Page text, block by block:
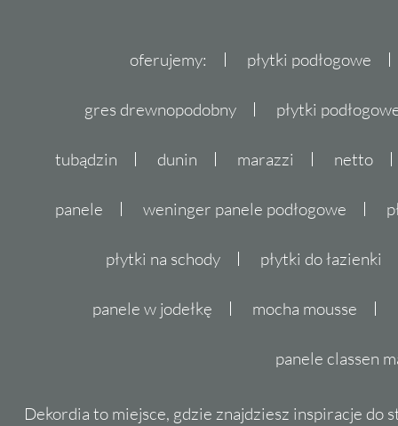
oferujemy: płytki podłogowe
gres drewnopodobny płytki
tubądzin dunin marazzi netto
panele weninger panele podłogowe
płytki na schody płytki do łazienki
panele w jodełkę mocha mousse
panele classen
Dekordia to miejsce, gdzie znajdziesz inspiracje do